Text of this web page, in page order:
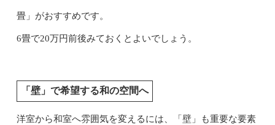
畳」がおすすめです。
6畳で20万円前後みておくとよいでしょう。
「壁」で希望する和の空間へ
洋室から和室へ雰囲気を変えるには、「壁」も重要な要素